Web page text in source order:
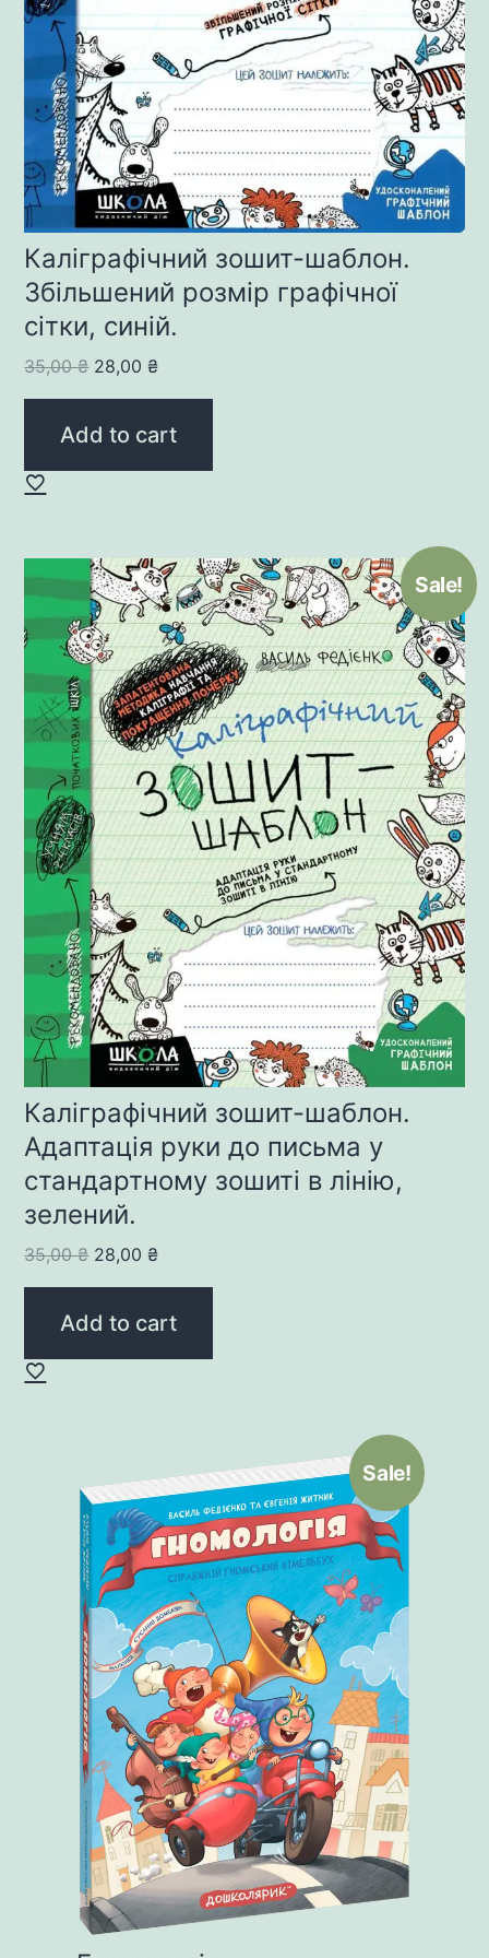
Каліграфічний зошит-шаблон.
Збільшений розмір графічної
сітки, синій.
35,00₴ Original
price
was:
28,00₴Current
price
is:
Add to cart
Sale!
Каліграфічний зошит-шаблон.
Адаптація руки до письма у
стандартному зошиті в лінію,
зелений.
35,00₴ Original
price
was:
28,00₴Current
price
is:
Add to cart
Sale!